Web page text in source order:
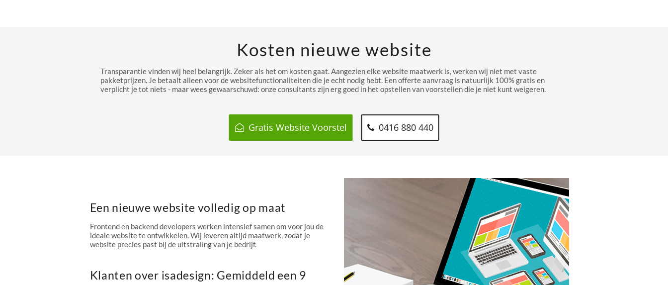
Kosten nieuwe website
Transparantie vinden wij heel belangrijk. Zeker als het om kosten gaat. Aangezien elke website maatwerk is, werken wij niet met vaste
pakketprijzen. Je betaalt alleen voor de websitefunctionaliteiten die je echt nodig hebt. Een offerte aanvraag is natuurlijk 100% gratis en
verplicht je tot niets - maar wees gewaarschuwd: onze consultants zijn erg goed in het opstellen van voorstellen die je niet kunt weigeren.
Gratis Website Voorstel 0416 880 440
Een nieuwe website volledig op maat
Frontend en backend developers werken intensief samen om voor jou de
ideale website te ontwikkelen. Wij leveren altijd maatwerk, zodat je
website precies past bij de uitstraling van je bedrijf.
Klanten over isadesign: Gemiddeld een 9